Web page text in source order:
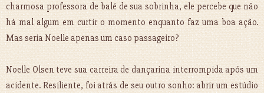
charmosa professora de balé de sua sobrinha, ele percebe que não
há mal algum em curtir o momento enquanto faz uma boa ação.
Mas seria Noelle apenas um caso passageiro?
Noelle Olsen teve sua carreira de dançarina interrompida após um
acidente. Resiliente, foi atrás de seu outro sonho: abrir um estúdio